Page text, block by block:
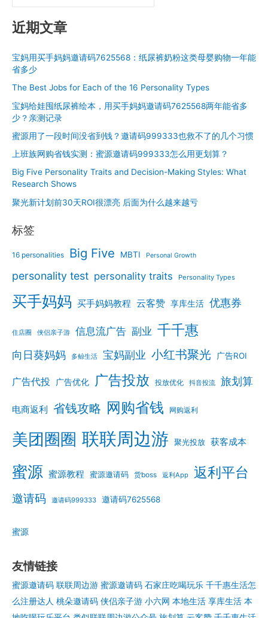
近期文章
宝妈用买手妈妈邀请码7625568：纸尿裤奶粉这类母婴购物一年能
省多少
The Best Jobs for Each of the 16 Personality Types
宝妈给娃囤纸尿裤绘本，用买手妈妈邀请码7625568两年能省多
少？亲测记录
蜜源用了一段时间没省到钱？邀请码999333也救不了的几个习惯
上班族网购省钱实测：蜜源邀请码999333怎么用更划算？
Big Five Personality Traits and Decision-Making Styles: What
Research Shows
聚光新计划前30天ROI很漂亮 后面为什么越来越亏
标签
16 personalities Big Five MBTI Personal Growth
personality test personality traits Personality Types
买手妈妈 买手妈妈教程 云客赞 享库生活 优惠券
住店圈 侠侣亲子游 信息流广告 副业 千千惠
向日葵妈妈 多鲸生活 宝妈副业 小红书聚光 广告ROI
广告代投 广告优化 广告投放 投放优化 抖音投流 旅划算
电商返利 省钱攻略 网购省钱 网购返利
美团圈圈 联联周边游 聚光投放 获客成本
蜜源 蜜源教程 蜜源邀请码 货boss 返利App 返利平台
邀请码 邀请码999333 邀请码7625568
蜜源
友情链接
蜜源邀请码 联联周边游 蜜源邀请码 石家庄吃喝玩乐 千千惠生活怎
么注册达人 桃朵邀请码 侠侣亲子游 小六网 本地生活 享库生活 本